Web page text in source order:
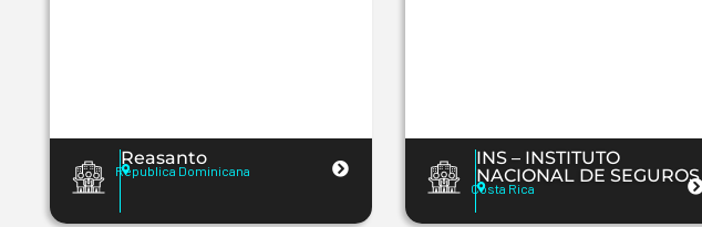
Reasanto
Republica Dominicana
INS – INSTITUTO
NACIONAL DE SEGUROS
Costa Rica